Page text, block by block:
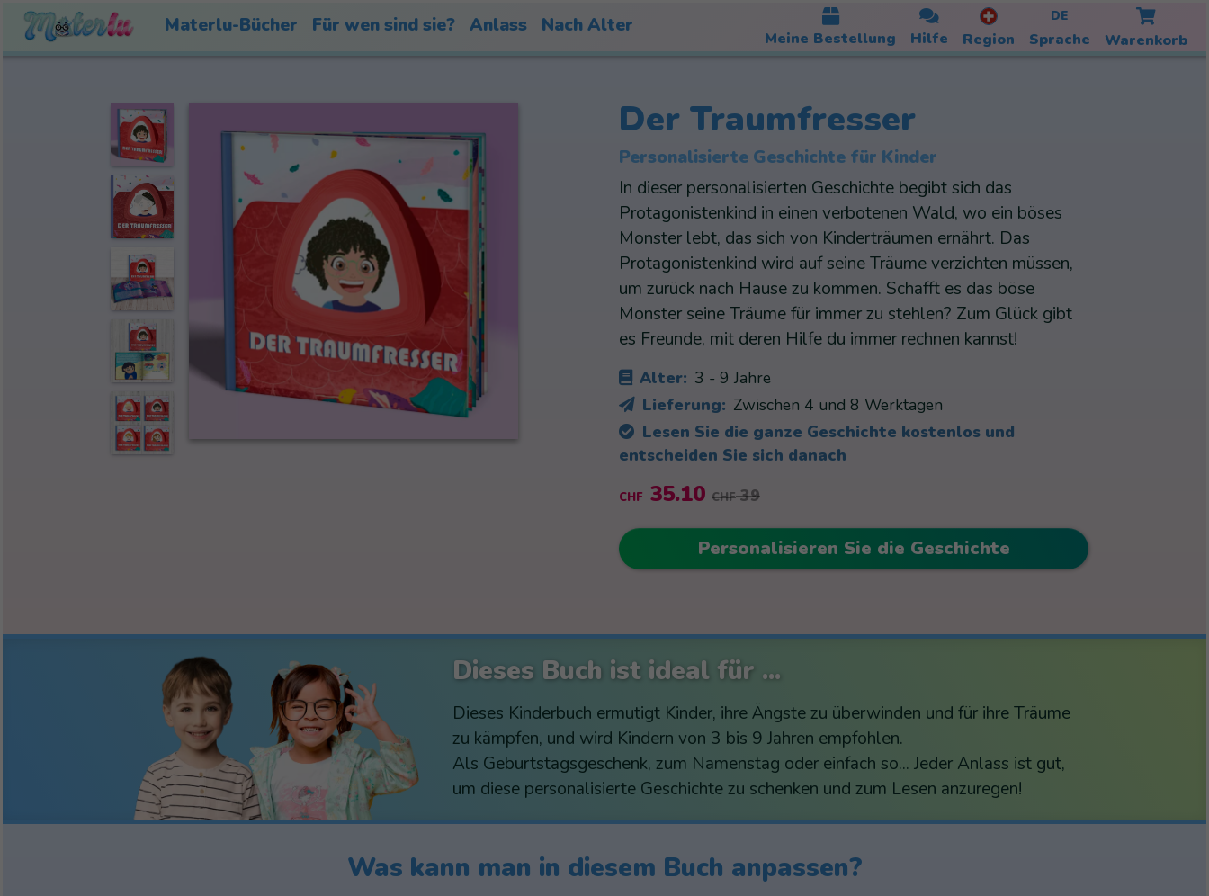
Materlu-Bücher Für wen sind sie? Anlass Nach Alter
Meine Bestellung Hilfe Region
DE
Sprache Warenkorb
Der Traumfresser
Personalisierte Geschichte für Kinder
In dieser personalisierten Geschichte begibt sich das
Protagonistenkind in einen verbotenen Wald, wo ein böses
Monster lebt, das sich von Kinderträumen ernährt. Das
Protagonistenkind wird auf seine Träume verzichten müssen,
um zurück nach Hause zu kommen. Schafft es das böse
Monster seine Träume für immer zu stehlen? Zum Glück gibt
es Freunde, mit deren Hilfe du immer rechnen kannst!
Alter: 3 - 9 Jahre
Lieferung: Zwischen 4 und 8 Werktagen
Lesen Sie die ganze Geschichte kostenlos und
entscheiden Sie sich danach
CHF 35.10 CHF39
Personalisieren Sie die Geschichte
Dieses Buch ist ideal für ...
Dieses Kinderbuch ermutigt Kinder, ihre Ängste zu überwinden und für ihre Träume
zu kämpfen, und wird Kindern von 3 bis 9 Jahren empfohlen.
Als Geburtstagsgeschenk, zum Namenstag oder einfach so... Jeder Anlass ist gut,
um diese personalisierte Geschichte zu schenken und zum Lesen anzuregen!
Was kann man in diesem Buch anpassen?